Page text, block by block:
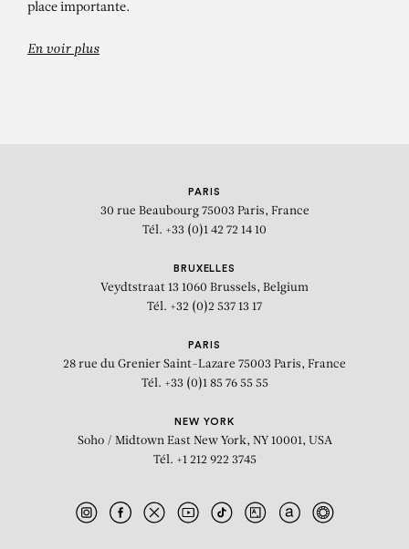
Palissade de skis
place importante.
En voir plus
PARIS
30 rue Beaubourg 75003 Paris, France
Tél. +33 (0)1 42 72 14 10
BRUXELLES
Veydtstraat 13 1060 Brussels, Belgium
Tél. +32 (0)2 537 13 17
PARIS
28 rue du Grenier Saint-Lazare 75003 Paris, France
Tél. +33 (0)1 85 76 55 55
NEW YORK
Soho / Midtown East New York, NY 10001, USA
Tél. +1 212 922 3745